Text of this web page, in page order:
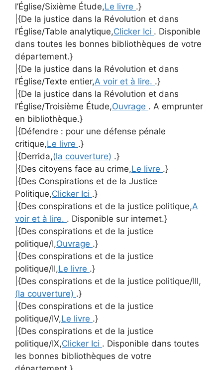
l’Église/Sixième Étude,Le livre .}
|{De la justice dans la Révolution et dans
l’Église/Table analytique,Clicker Ici . Disponible
dans toutes les bonnes bibliothèques de votre
département.}
|{De la justice dans la Révolution et dans
l’Église/Texte entier,A voir et à lire. .}
|{De la justice dans la Révolution et dans
l’Église/Troisième Étude,Ouvrage . A emprunter
en bibliothèque.}
|{Défendre : pour une défense pénale
critique,Le livre .}
|{Derrida,(la couverture) .}
|{Des citoyens face au crime,Le livre .}
|{Des Conspirations et de la Justice
Politique,Clicker Ici .}
|{Des conspirations et de la justice politique,A
voir et à lire. . Disponible sur internet.}
|{Des conspirations et de la justice
politique/I,Ouvrage .}
|{Des conspirations et de la justice
politique/II,Le livre .}
|{Des conspirations et de la justice politique/III,
(la couverture) .}
|{Des conspirations et de la justice
politique/IV,Le livre .}
|{Des conspirations et de la justice
politique/IX,Clicker Ici . Disponible dans toutes
les bonnes bibliothèques de votre